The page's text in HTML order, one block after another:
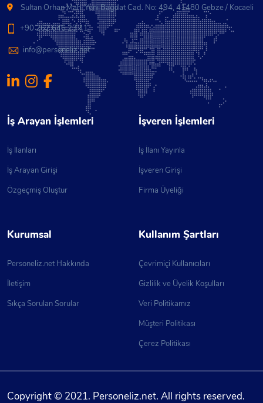
Sultan Orhan Mah. Yeni Bağdat Cad. No: 494, 41480 Gebze / Kocaeli
+90 262 646 23 41
info@personeliz.net
İş Arayan İşlemleri
İş İlanları
İş Arayan Girişi
Özgeçmiş Oluştur
İşveren İşlemleri
İş İlanı Yayınla
İşveren Girişi
Firma Üyeliği
Kurumsal
Personeliz.net Hakkında
İletişim
Sıkça Sorulan Sorular
Kullanım Şartları
Çevrimiçi Kullanıcıları
Gizlilik ve Üyelik Koşulları
Veri Politikamız
Müşteri Politikası
Çerez Politikası
Copyright © 2021. Personeliz.net. All rights reserved.